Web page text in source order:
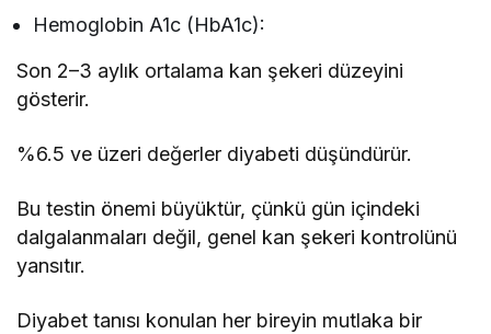
Hemoglobin A1c (HbA1c):
Son 2–3 aylık ortalama kan şekeri düzeyini
gösterir.
%6.5 ve üzeri değerler diyabeti düşündürür.
Bu testin önemi büyüktür, çünkü gün içindeki
dalgalanmaları değil, genel kan şekeri kontrolünü
yansıtır.
Diyabet tanısı konulan her bireyin mutlaka bir